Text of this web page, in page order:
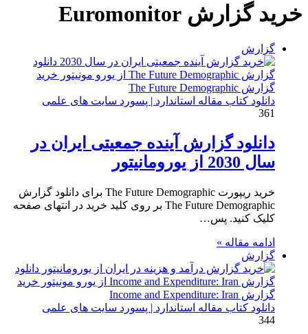
خرید گزارش Euromonitor
گزارش
دانلود کتاب مقاله استاندارد | پسورد سایت های علمی
361
دانلود گزارش آینده جمعیتی ایران در
سال 2030 از یورومانیتور
خرید ریپورت The Future Demographic برای دانلود گزارش
The Future Demographic بر روی کلید خرید در انتهای صفحه
کلیک کنید. پس…
ادامه مقاله »
گزارش
دانلود کتاب مقاله استاندارد | پسورد سایت های علمی
344